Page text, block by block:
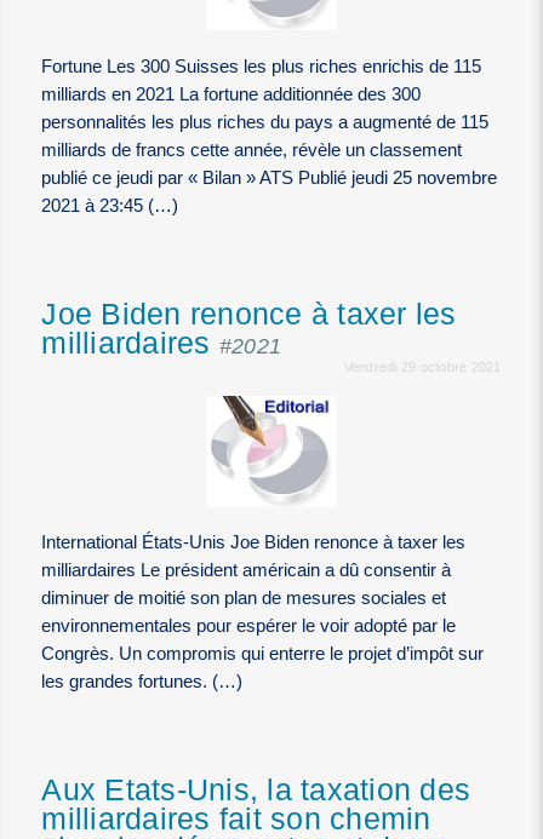
Fortune Les 300 Suisses les plus riches enrichis de 115
milliards en 2021 La fortune additionnée des 300
personnalités les plus riches du pays a augmenté de 115
milliards de francs cette année, révèle un classement
publié ce jeudi par « Bilan » ATS Publié jeudi 25 novembre
2021 à 23:45 (…)
Joe Biden renonce à taxer les
milliardaires #2021
Vendredi 29 octobre 2021
International États-Unis Joe Biden renonce à taxer les
milliardaires Le président américain a dû consentir à
diminuer de moitié son plan de mesures sociales et
environnementales pour espérer le voir adopté par le
Congrès. Un compromis qui enterre le projet d’impôt sur
les grandes fortunes. (…)
Aux Etats-Unis, la taxation des
milliardaires fait son chemin